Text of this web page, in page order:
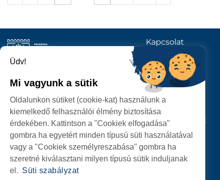
SZEMÉLYES ADATOK VÉDELME
SZATMÁRNÉMETI
POLGÁRMESTERI HIVATAL
P-ȚA 25 OCTOMBRIE, NR. 1 CORP M, 440026 SATU MARE
Kapcsolat
KÖVESSENEK
Üdv!
Mi vagyunk a sütik
Oldalunkon sütiket (cookie-kat) használunk a
kiemelkedő felhasználói élmény biztosítása
érdekében. Kattintson a "Cookiek elfogadása"
gombra ha egyetért minden típusú süti használatával
vagy a "Cookiek személyreszabása" gombra ha
szeretné kiválasztani milyen típusú sütik induljanak
el. Süti szabályzat